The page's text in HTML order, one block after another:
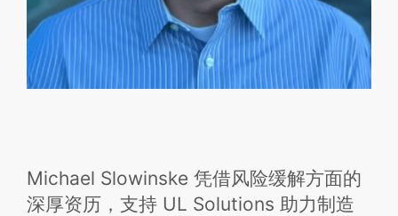
Michael Slowinske 凭借风险缓解方面的
深厚资历，支持 UL Solutions 助力制造